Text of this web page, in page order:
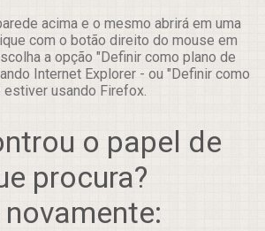
acima e o mesmo abrirá em uma
com o botão direito do mouse em
a opção "Definir como plano de
Internet Explorer - ou "Definir como
usando Firefox.
o papel de
procura?